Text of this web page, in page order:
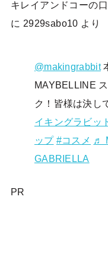
キレイアンドコーの
に 2929sabo10 より
@makingrabbit
MAYBELLINE
ク！皆様は決し
イキングラビッ
ップ #コスメ ♬
GABRIELLA
PR